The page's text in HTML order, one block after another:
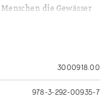
die Gewässer
Gewässer - Vielfältiges
Das Leben
Weiher -
Gewässer
3000918.00
978-3-292-00935-7